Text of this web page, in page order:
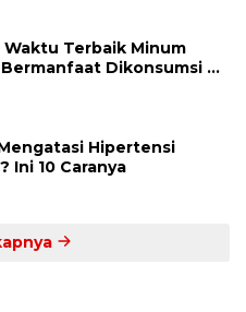
Terbaik Minum
Dikonsumsi di
Hipertensi
Ini 10 Caranya